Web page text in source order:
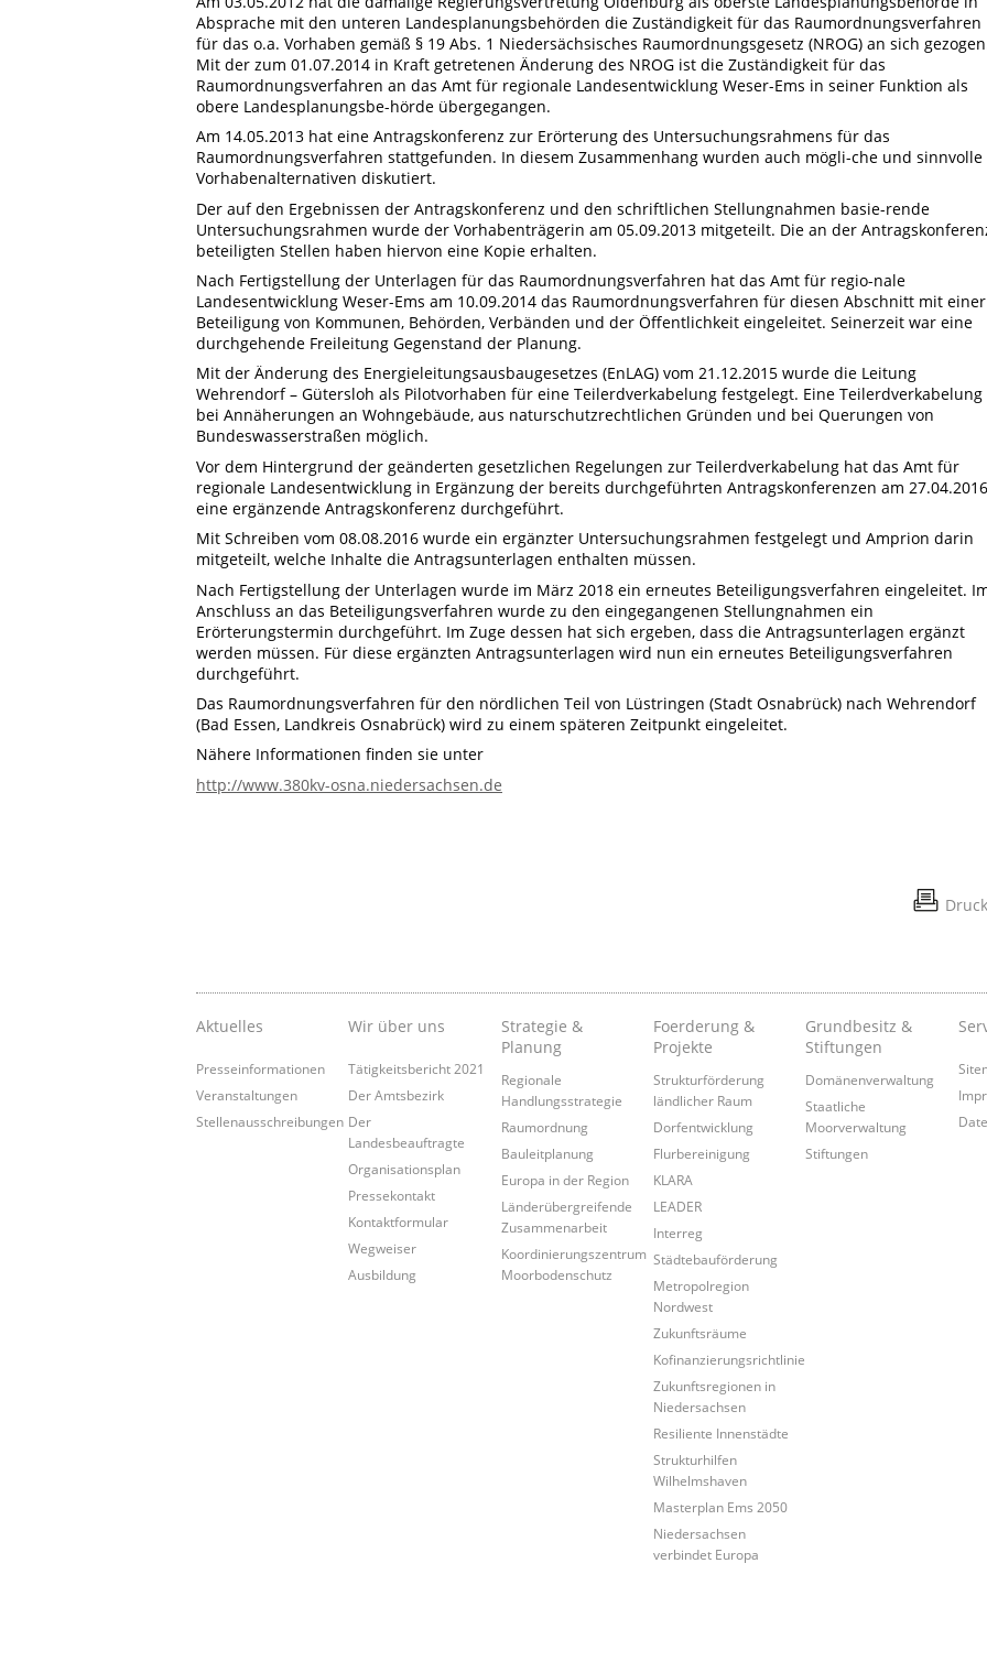
Absprache mit den unteren Landesplanungsbehörden die Zuständigkeit für das Raumordnungsverfahren
für das o.a. Vorhaben gemäß § 19 Abs. 1 Niedersächsisches Raumordnungsgesetz (NROG) an sich
Mit der zum 01.07.2014 in Kraft getretenen Änderung des NROG ist die Zuständigkeit für das
Raumordnungsverfahren an das Amt für regionale Landesentwicklung Weser-Ems in seiner Funktion als
obere Landesplanungsbe-hörde übergegangen.
Am 14.05.2013 hat eine Antragskonferenz zur Erörterung des Untersuchungsrahmens für das
Raumordnungsverfahren stattgefunden. In diesem Zusammenhang wurden auch mögli-che und sinnvolle
Vorhabenalternativen diskutiert.
Der auf den Ergebnissen der Antragskonferenz und den schriftlichen Stellungnahmen basie-rende
Untersuchungsrahmen wurde der Vorhabenträgerin am 05.09.2013 mitgeteilt. Die an der
beteiligten Stellen haben hiervon eine Kopie erhalten.
Nach Fertigstellung der Unterlagen für das Raumordnungsverfahren hat das Amt für regio-nale
Landesentwicklung Weser-Ems am 10.09.2014 das Raumordnungsverfahren für diesen Abschnitt mit einer
Beteiligung von Kommunen, Behörden, Verbänden und der Öffentlichkeit eingeleitet. Seinerzeit war eine
durchgehende Freileitung Gegenstand der Planung.
Mit der Änderung des Energieleitungsausbaugesetzes (EnLAG) vom 21.12.2015 wurde die Leitung
Wehrendorf – Gütersloh als Pilotvorhaben für eine Teilerdverkabelung festgelegt. Eine Teilerdverkabelung
bei Annäherungen an Wohngebäude, aus naturschutzrechtlichen Gründen und bei Querungen von
Bundeswasserstraßen möglich.
Vor dem Hintergrund der geänderten gesetzlichen Regelungen zur Teilerdverkabelung hat das Amt für
regionale Landesentwicklung in Ergänzung der bereits durchgeführten Antragskonferenzen am 27.04.2016
eine ergänzende Antragskonferenz durchgeführt.
Mit Schreiben vom 08.08.2016 wurde ein ergänzter Untersuchungsrahmen festgelegt und Amprion darin
mitgeteilt, welche Inhalte die Antragsunterlagen enthalten müssen.
Nach Fertigstellung der Unterlagen wurde im März 2018 ein erneutes Beteiligungsverfahren eingeleitet.
Anschluss an das Beteiligungsverfahren wurde zu den eingegangenen Stellungnahmen ein
Erörterungstermin durchgeführt. Im Zuge dessen hat sich ergeben, dass die Antragsunterlagen ergänzt
werden müssen. Für diese ergänzten Antragsunterlagen wird nun ein erneutes Beteiligungsverfahren
durchgeführt.
Das Raumordnungsverfahren für den nördlichen Teil von Lüstringen (Stadt Osnabrück) nach Wehrendorf
(Bad Essen, Landkreis Osnabrück) wird zu einem späteren Zeitpunkt eingeleitet.
Nähere Informationen finden sie unter
http://www.380kv-osna.niedersachsen.de
Aktuelles
Presseinformationen
Veranstaltungen
Stellenausschreibungen
Wir über uns
Tätigkeitsbericht 2021
Der Amtsbezirk
Der
Landesbeauftragte
Organisationsplan
Pressekontakt
Kontaktformular
Wegweiser
Ausbildung
Strategie &
Planung
Regionale
Handlungsstrategie
Raumordnung
Bauleitplanung
Europa in der Region
Länderübergreifende
Zusammenarbeit
Koordinierungszentrum
Moorbodenschutz
Foerderung &
Projekte
Strukturförderung
ländlicher Raum
Dorfentwicklung
Flurbereinigung
KLARA
LEADER
Interreg
Städtebauförderung
Metropolregion
Nordwest
Zukunftsräume
Kofinanzierungsrichtlinie
Zukunftsregionen in
Niedersachsen
Resiliente Innenstädte
Strukturhilfen
Wilhelmshaven
Masterplan Ems 2050
Niedersachsen
verbindet Europa
Grundbesitz &
Stiftungen
Domänenverwaltung
Staatliche
Moorverwaltung
Stiftungen